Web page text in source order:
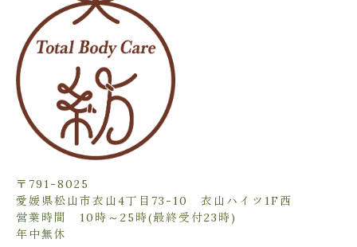
〒791-8025
愛媛県松山市衣山4丁目73-10 衣山ハイツ1F西
営業時間 10時～25時(最終受付23時)
年中無休